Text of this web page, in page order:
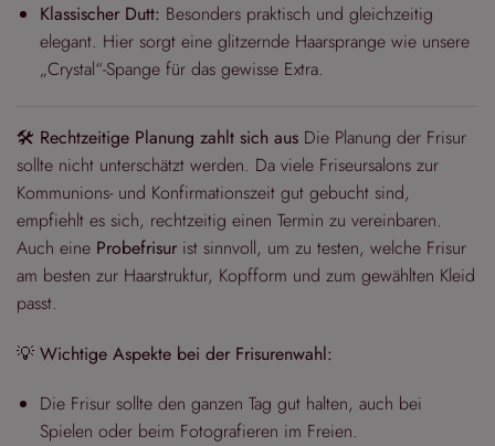
Klassischer Dutt: Besonders praktisch und gleichzeitig
elegant. Hier sorgt eine glitzernde Haarsprange wie unsere
„Crystal“-Spange für das gewisse Extra.
🛠️ Rechtzeitige Planung zahlt sich aus Die Planung der Frisur
sollte nicht unterschätzt werden. Da viele Friseursalons zur
Kommunions- und Konfirmationszeit gut gebucht sind,
empfiehlt es sich, rechtzeitig einen Termin zu vereinbaren.
Auch eine Probefrisur ist sinnvoll, um zu testen, welche Frisur
am besten zur Haarstruktur, Kopfform und zum gewählten Kleid
passt.
💡 Wichtige Aspekte bei der Frisurenwahl:
Die Frisur sollte den ganzen Tag gut halten, auch bei
Spielen oder beim Fotografieren im Freien.